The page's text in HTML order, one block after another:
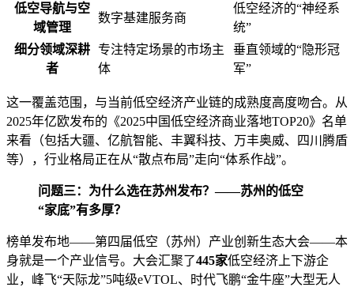
低空导航与空
域管理
数字基建服务商
低空经济的“神经系
统”
细分领域深耕
者
专注特定场景的市场主
体
垂直领域的“隐形冠
军”
这一覆盖范围，与当前低空经济产业链的成熟度高度吻合。从
2025年亿欧发布的《2025中国低空经济商业落地TOP20》名单
来看（包括大疆、亿航智能、丰翼科技、万丰奥威、四川腾盾
等），行业格局正在从“散点布局”走向“体系作战”。
问题三：为什么选在苏州发布？——苏州的低空
“家底”有多厚？
榜单发布地——第四届低空（苏州）产业创新生态大会——本
身就是一个产业信号。大会汇聚了445家低空经济上下游企
业，峰飞“天际龙”5吨级eVTOL、时代飞鹏“金牛座”大型无人